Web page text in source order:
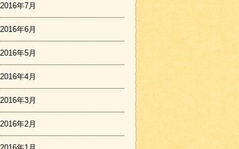
2016年7月
2016年6月
2016年5月
2016年4月
2016年3月
2016年2月